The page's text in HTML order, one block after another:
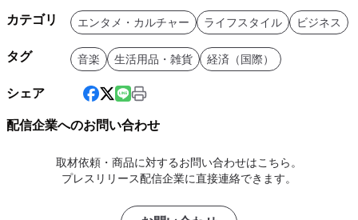
カテゴリ エンタメ・カルチャー ライフスタイル ビジネス
タグ 音楽 生活用品・雑貨 経済（国際）
シェア
配信企業へのお問い合わせ
取材依頼・商品に対するお問い合わせはこちら。
プレスリリース配信企業に直接連絡できます。